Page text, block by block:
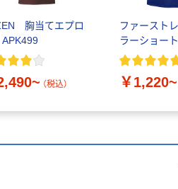
胸当てエプロ
（税込）
ファースト
ラーショー
￥1,220~